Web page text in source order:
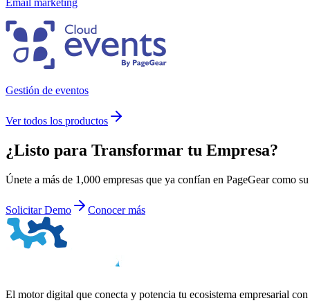
Email marketing
Gestión de eventos
Ver todos los productos
¿Listo para Transformar tu Empresa?
Únete a más de 1,000 empresas que ya confían en PageGear como
Solicitar Demo Conocer más
El motor digital que conecta y potencia tu ecosistema empresarial